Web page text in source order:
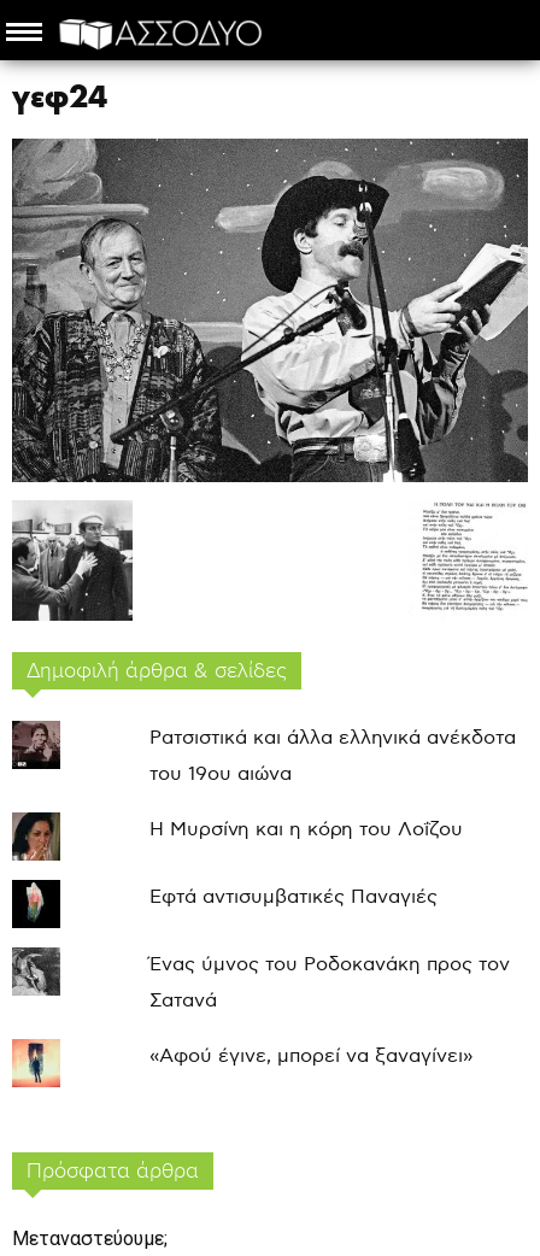
γεφ24
Δημοφιλή άρθρα & σελίδες
Ρατσιστικά και άλλα ελληνικά ανέκδοτα
του 19ου αιώνα
Η Μυρσίνη και η κόρη του Λοΐζου
Εφτά αντισυμβατικές Παναγιές
Ένας ύμνος του Ροδοκανάκη προς τον
Σατανά
«Αφού έγινε, μπορεί να ξαναγίνει»
Πρόσφατα άρθρα
Μεταναστεύουμε;